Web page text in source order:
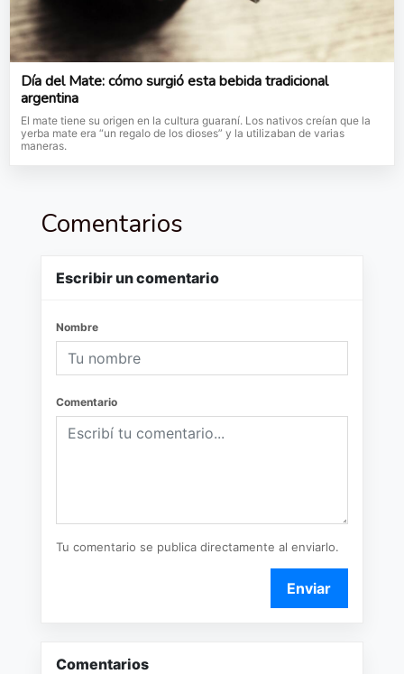
Día del Mate: cómo surgió esta bebida tradicional
argentina
El mate tiene su origen en la cultura guaraní. Los nativos creían que la
yerba mate era “un regalo de los dioses” y la utilizaban de varias
maneras.
Comentarios
Escribir un comentario
Nombre
Comentario
Tu comentario se publica directamente al enviarlo.
Enviar
Comentarios